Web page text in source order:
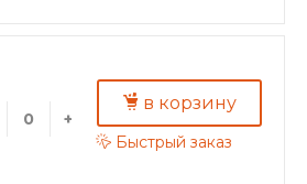
+
в корзину
Быстрый заказ